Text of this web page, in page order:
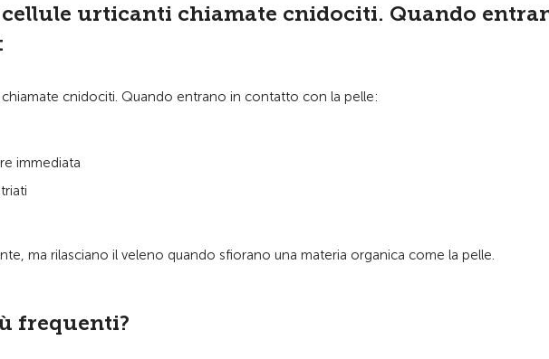
cellule urticanti chiamate cnidociti. Quando
cnidociti. Quando entrano in contatto con la pelle:
immediata
ma rilasciano il veleno quando sfiorano una materia organica come la pelle.
frequenti?